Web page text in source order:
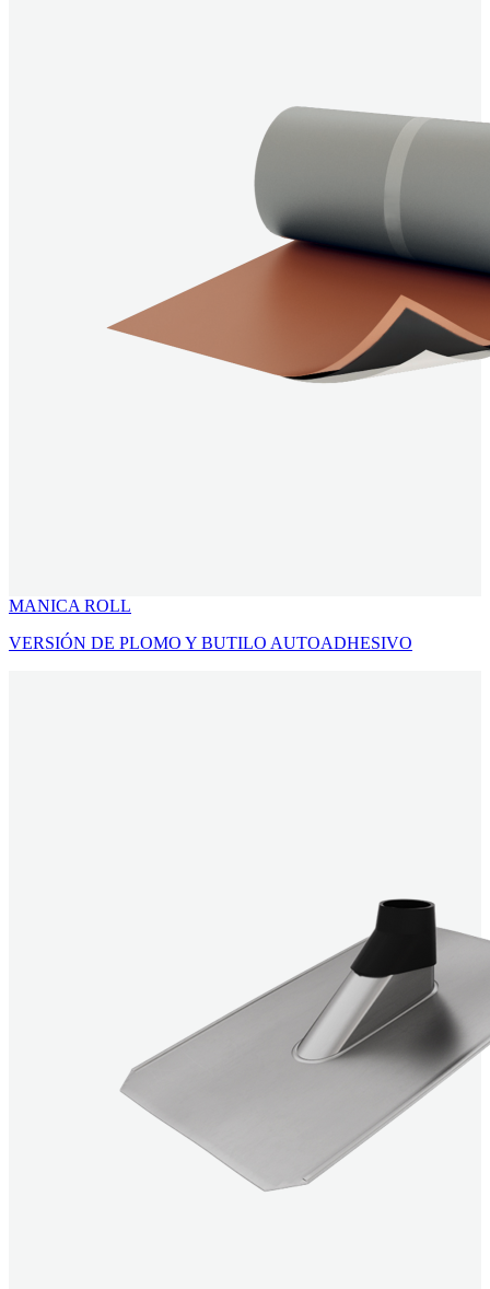
MANICA ROLL
VERSIÓN DE PLOMO Y BUTILO AUTOADHESIVO